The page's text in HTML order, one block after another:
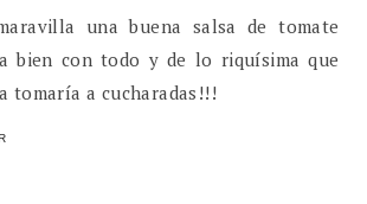
una buena salsa de tomate
bien con todo y de lo riquísima que
tomaría a cucharadas!!!